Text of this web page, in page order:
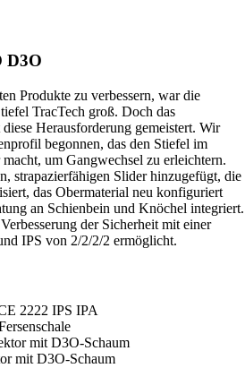
D3O
Produkte zu verbessern, war die
TracTech groß. Doch das
Herausforderung gemeistert. Wir
begonnen, das den Stiefel im
um Gangwechsel zu erleichtern.
strapazierfähigen Slider hinzugefügt, die
das Obermaterial neu konfiguriert
an Schienbein und Knöchel integriert.
der Sicherheit mit einer
IPS von 2/2/2/2 ermöglicht.
2222 IPS IPA
mit D3O-Schaum
mit D3O-Schaum